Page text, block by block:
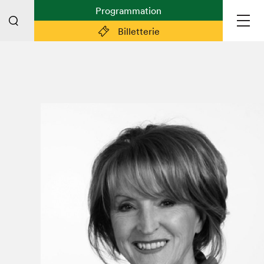
Billetterie
Programmation
Planifier sa visite (prix d'entrée,
horaire, info pratiques)
Billetterie: achetez vos billets!
FAQ visiteur·euse·s
Espace professionnel·le·s
Espace enseignant·e·s
Espace médias
Devenir bénévole
Espace exposant·e·s